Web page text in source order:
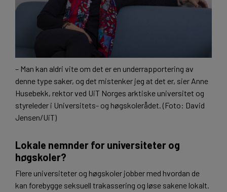
– Man kan aldri vite om det er en underrapportering av
denne type saker, og det mistenker jeg at det er, sier Anne
Husebekk, rektor ved UiT Norges arktiske universitet og
styreleder i Universitets- og høgskolerådet. (Foto: David
Jensen/UiT)
Lokale nemnder for universiteter og
høgskoler?
Flere universiteter og høgskoler jobber med hvordan de
kan forebygge seksuell trakassering og løse sakene lokalt.